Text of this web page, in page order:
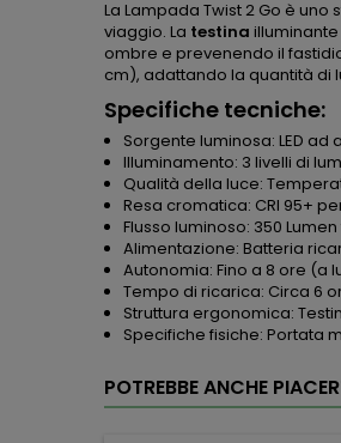
La Lampada Twist 2 Go è
viaggio. La testina
ombre e prevenendo il
cm), adattando la quantità di
Specifiche tecniche:
Sorgente luminosa: LED
Illuminamento: 3 livelli di
Qualità della luce:
Resa cromatica: CRI 95+
Flusso luminoso: 350
Alimentazione: Batteria
Autonomia: Fino a 8 ore (a
Tempo di ricarica: Circa 6
Struttura ergonomica:
Specifiche fisiche: Portata
POTREBBE ANCHE